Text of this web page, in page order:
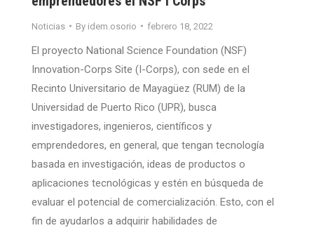
Noticias By idem.osorio febrero 18, 2022
El proyecto National Science Foundation (NSF)
Innovation-Corps Site (I-Corps), con sede en el
Recinto Universitario de Mayagüez (RUM) de la
Universidad de Puerto Rico (UPR), busca
investigadores, ingenieros, científicos y
emprendedores, en general, que tengan tecnología
basada en investigación, ideas de productos o
aplicaciones tecnológicas y estén en búsqueda de
evaluar el potencial de comercialización. Esto, con el
fin de ayudarlos a adquirir habilidades de